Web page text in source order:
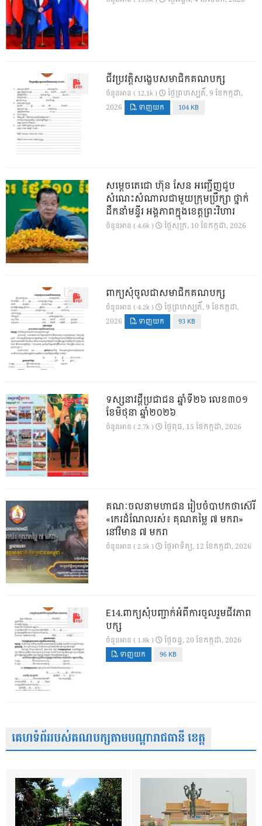
ជីវប្រវត្តិសង្ខេបសមាជិកគណបក្ស
ចំនួនអាន ( 12.1k )
ថ្ងៃ​ព្រហស្បតិ៍, 9 ខែ​កក្កដា,
2026
ទាញយក 104 KB
សម្តេចតេជោ ហ៊ុន សែន អញ្ជើញជួប
សំណេះសំណាលជាមួយក្រុមប្រឹក្សា ថ្នាក់
ដឹកនាំមន្ទីរ អង្គភាពក្នុងខេត្តព្រះវិហារ
ចំនួនអាន ( 4.6k ) ថ្ងៃ​សុក្រ, 10 ខែ​កក្កដា, 2026
ពាក្យសុំចូលជាសមាជិកគណបក្ស
ចំនួនអាន ( 4.2k )
ថ្ងៃ​ព្រហស្បតិ៍, 9 ខែ​កក្កដា,
2026
ទាញយក 93 KB
ទស្សនាវដ្ដីប្រជាជន ឆ្នាំទី២៦ លេខ៣០១
ខែមិថុនា ឆ្នាំ២០២៦
ចំនួនអាន ( 2.7k ) ថ្ងៃ​ពុធ, 15 ខែ​កក្កដា, 2026
គណៈចលនាមហាជន រៀបចំបាឋកថាស៊េរី
«កេរដំណែលរស់៖ គុណតម្លៃ ៧ មករា»
នៅវិមាន ៧ មករា
ចំនួនអាន ( 2.5k ) ថ្ងៃ​អាទិត្យ, 12 ខែ​កក្កដា, 2026
E14.ពាក្យសុំបញ្ជាក់អំពីការចូលរួមជីវភាព
បក្ស
ចំនួនអាន ( 1.8k ) ថ្ងៃ​ចន្ទ, 20 ខែ​កក្កដា, 2026
ទាញយក 96 KB
គេហទំព័ររបស់គណបក្សតាមបណ្តារាជធានី ខេត្ត